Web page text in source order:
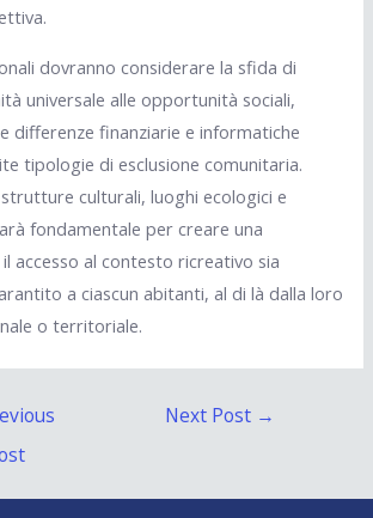
dovranno considerare la sfida di
universale alle opportunità sociali,
differenze finanziarie e informatiche
tipologie di esclusione comunitaria.
strutture culturali, luoghi ecologici e
fondamentale per creare una
accesso al contesto ricreativo sia
a ciascun abitanti, al di là dalla loro
o territoriale.
Next Post →